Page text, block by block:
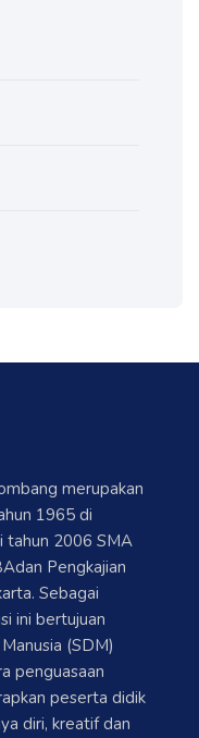
merupakan
1965 di
tahun 2006 SMA
Pengkajian
Sebagai
ini bertujuan
(SDM)
penguasaan
peserta didik
diri, kreatif dan